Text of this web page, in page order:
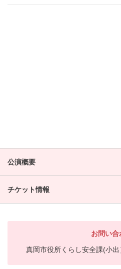
公演概要
チケット情報
お問い合
真岡市役所くらし安全課(小